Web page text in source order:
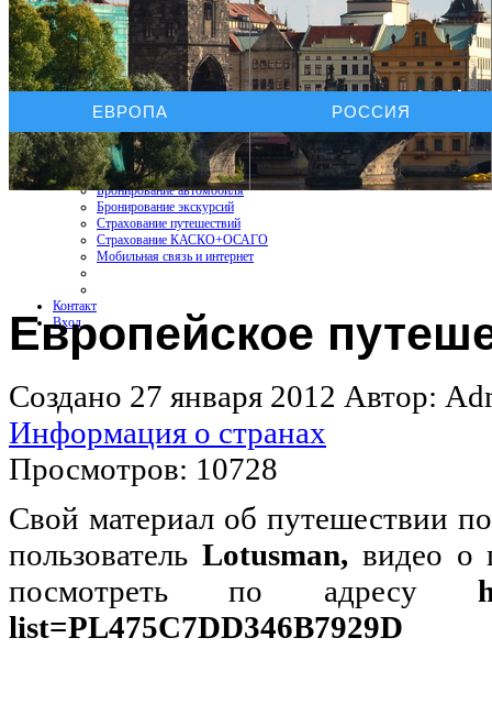
Карты и путеводители
Интерактивная карта
Карты платных дорог
Карта сайта
Услуги On-line
Бронирование отелей
Бронирование автомобиля
Бронирование экскурсий
Страхование путешествий
Страхование КАСКО+ОСАГО
Мобильная связь и интернет
Контакт
Вход
ЕВРОПА РОССИЯ
Европейское
Создано 27 января 2012 Автор:
Информация о странах
Просмотров: 10728
Свой материал об путешествии
пользователь Lotusman, видео о
посмотреть по адресу
list=PL475C7DD346B7929D